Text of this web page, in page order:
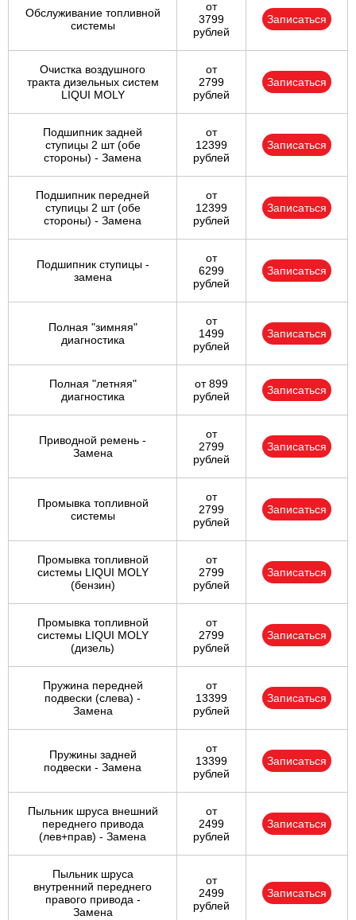
Обслуживание топливной
системы
от
3799
рублей
Записаться
Очистка воздушного
тракта дизельных систем
LIQUI MOLY
от
2799
рублей
Записаться
Подшипник задней
ступицы 2 шт (обе
стороны) - Замена
от
12399
рублей
Записаться
Подшипник передней
ступицы 2 шт (обе
стороны) - Замена
от
12399
рублей
Записаться
Подшипник ступицы -
замена
от
6299
рублей
Записаться
Полная "зимняя"
диагностика
от
1499
рублей
Записаться
Полная "летняя"
диагностика
от 899
рублей
Записаться
Приводной ремень -
Замена
от
2799
рублей
Записаться
Промывка топливной
системы
от
2799
рублей
Записаться
Промывка топливной
системы LIQUI MOLY
(бензин)
от
2799
рублей
Записаться
Промывка топливной
системы LIQUI MOLY
(дизель)
от
2799
рублей
Записаться
Пружина передней
подвески (слева) -
Замена
от
13399
рублей
Записаться
Пружины задней
подвески - Замена
от
13399
рублей
Записаться
Пыльник шруса внешний
переднего привода
(лев+прав) - Замена
от
2499
рублей
Записаться
Пыльник шруса
внутренний переднего
правого привода -
Замена
от
2499
рублей
Записаться